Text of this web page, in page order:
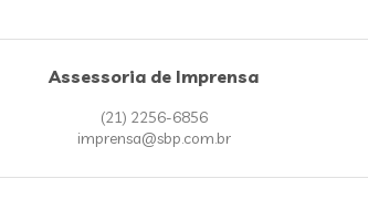
Assessoria de Imprensa
(21) 2256-6856
imprensa@sbp.com.br